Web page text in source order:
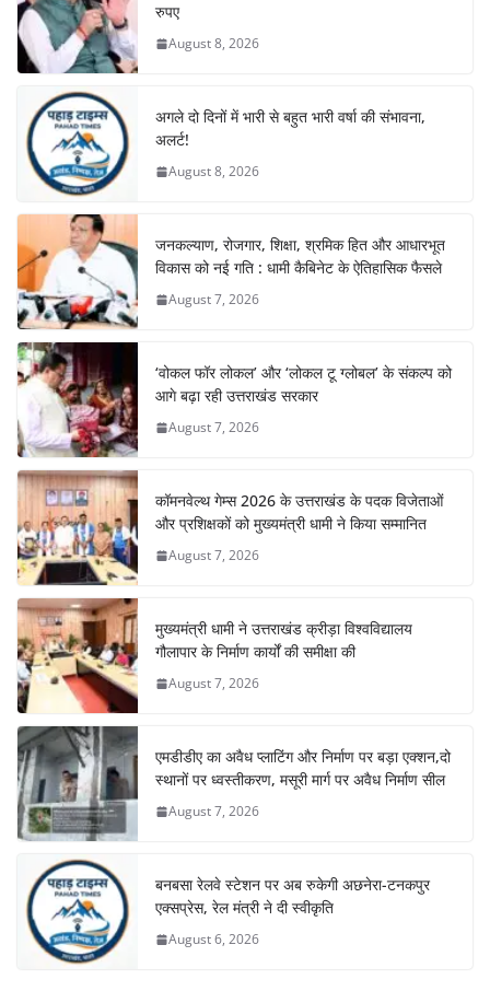
रुपए
August 8, 2026
अगले दो दिनों में भारी से बहुत भारी वर्षा की संभावना,
अलर्ट!
August 8, 2026
जनकल्याण, रोजगार, शिक्षा, श्रमिक हित और आधारभूत
विकास को नई गति : धामी कैबिनेट के ऐतिहासिक फैसले
August 7, 2026
‘वोकल फॉर लोकल’ और ‘लोकल टू ग्लोबल’ के संकल्प को
आगे बढ़ा रही उत्तराखंड सरकार
August 7, 2026
कॉमनवेल्थ गेम्स 2026 के उत्तराखंड के पदक विजेताओं
और प्रशिक्षकों को मुख्यमंत्री धामी ने किया सम्मानित
August 7, 2026
मुख्यमंत्री धामी ने उत्तराखंड क्रीड़ा विश्वविद्यालय
गौलापार के निर्माण कार्यों की समीक्षा की
August 7, 2026
एमडीडीए का अवैध प्लाटिंग और निर्माण पर बड़ा एक्शन,दो
स्थानों पर ध्वस्तीकरण, मसूरी मार्ग पर अवैध निर्माण सील
August 7, 2026
बनबसा रेलवे स्टेशन पर अब रुकेगी अछनेरा-टनकपुर
एक्सप्रेस, रेल मंत्री ने दी स्वीकृति
August 6, 2026